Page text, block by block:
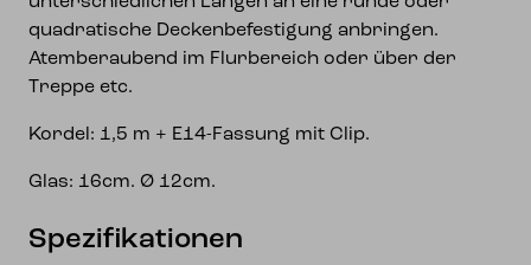
quadratische Deckenbefestigung anbringen.
Atemberaubend im Flurbereich oder über der
Treppe etc.
Kordel: 1,5 m + E14-Fassung mit Clip.
Glas: 16cm. Ø 12cm.
Spezifikationen